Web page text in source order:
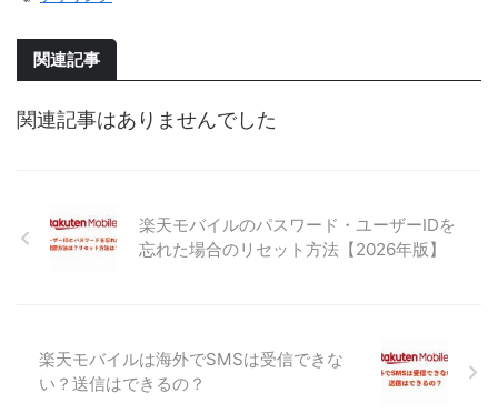
関連記事
関連記事はありませんでした
楽天モバイルのパスワード・ユーザーIDを
忘れた場合のリセット方法【2026年版】
楽天モバイルは海外でSMSは受信できな
い？送信はできるの？